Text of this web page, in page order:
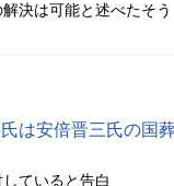
決は可能と述べたそう
は安倍晋三氏の国
ていると告白